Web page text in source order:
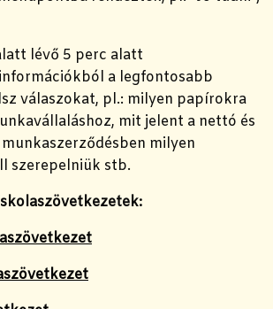
lévő 5 perc alatt
a legfontosabb
válaszokat, pl.: milyen papírokra
mit jelent a nettó és
milyen
szerepelniük stb.